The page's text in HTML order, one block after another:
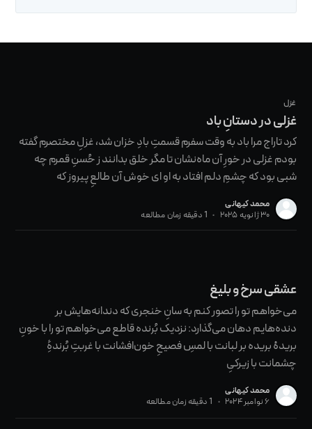
غزل
غزلی در دستانِ باد
کرد تاراج مرا باد به وقت سفرم قسمتِ بادِ خزان شد، غزلِ مختصرم گفته
بودم غزلی در خورِ آن ماه‌نشان تا مگر خلق بدانند ز حُسنِ قمرم چه
شبی بود که چشمِ دلم افتاد به او ای خوش آن طالعِ پیروز که
محمد کیهانی
۳۰ ژانویه ۲۰۲۵
•
عشقی سرخ و بلیغ
می‌خواهم تو را تصور کنم به سانِ خنجری که دندانه‌هایش بر
دنده‌هایم دهان می‌گذارد: نزدیک بُرنده قاطع می‌خواهم تو را با خونِ
بریدهْ بریده بر لبانت با لمسِ فصیحِ خون‌افشانت با غربتِ بُرندهِٔ
چشمانت با زیرکیِ
محمد کیهانی
۶ نوامبر ۲۰۲۴
•